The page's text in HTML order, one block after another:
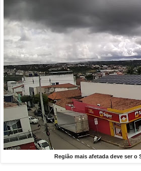
Região mais afetada deve ser